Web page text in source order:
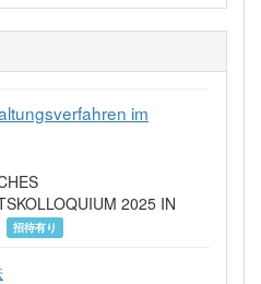
im
2025 IN
招待有り